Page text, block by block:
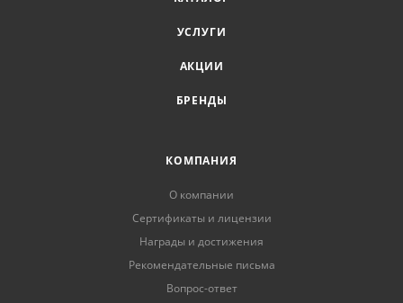
УСЛУГИ
АКЦИИ
БРЕНДЫ
КОМПАНИЯ
О компании
Сертификаты и лицензии
Награды и достижения
Рекомендательные письма
Вопрос-ответ